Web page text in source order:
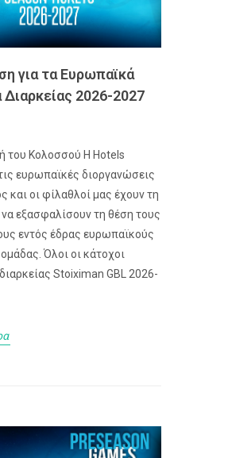
για τα Ευρωπαϊκά
Διαρκείας 2026-2027
του Κολοσσού H Hotels
ευρωπαϊκές διοργανώσεις
και οι φίλαθλοί μας έχουν τη
εξασφαλίσουν τη θέση τους
εντός έδρας ευρωπαϊκούς
Όλοι οι κάτοχοι
Stoiximan GBL 2026-